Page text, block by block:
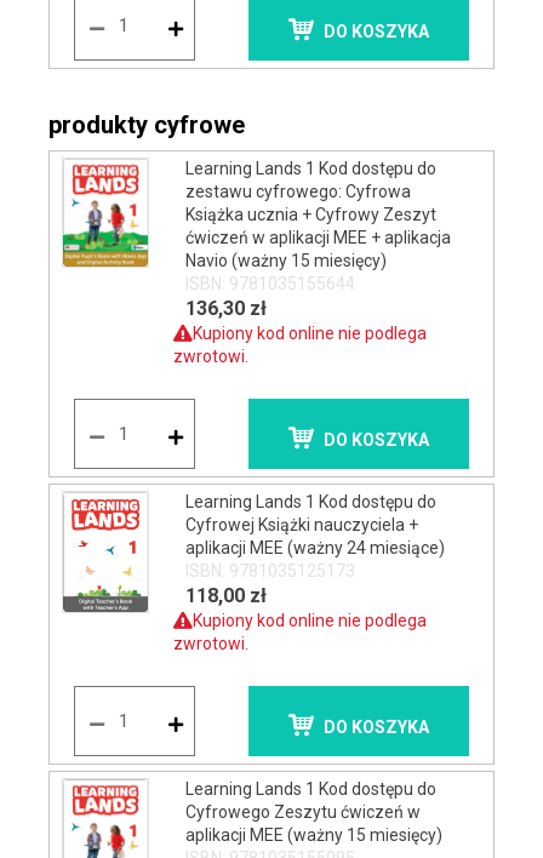
DO KOSZYKA
produkty cyfrowe
Learning Lands 1 Kod dostępu do
zestawu cyfrowego: Cyfrowa
Książka ucznia + Cyfrowy Zeszyt
ćwiczeń w aplikacji MEE + aplikacja
Navio (ważny 15 miesięcy)
ISBN: 9781035155644
136,30 zł
Kupiony kod online nie podlega
zwrotowi.
DO KOSZYKA
Learning Lands 1 Kod dostępu do
Cyfrowej Książki nauczyciela +
aplikacji MEE (ważny 24 miesiące)
ISBN: 9781035125173
118,00 zł
Kupiony kod online nie podlega
zwrotowi.
DO KOSZYKA
Learning Lands 1 Kod dostępu do
Cyfrowego Zeszytu ćwiczeń w
aplikacji MEE (ważny 15 miesięcy)